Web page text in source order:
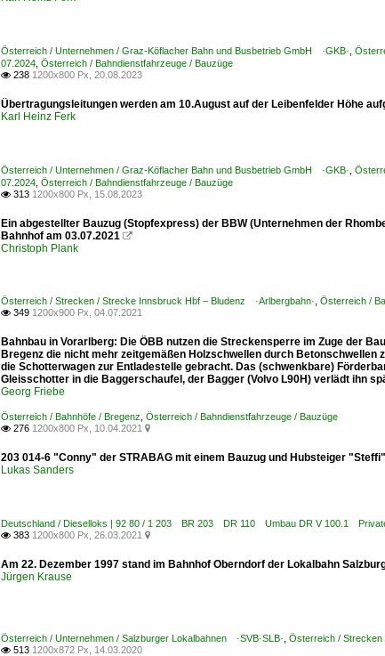
Österreich / Unternehmen / Graz-Köflacher Bahn und Busbetrieb GmbH ·GKB·
07.2024 Österreich / Bahndienstfahrzeuge / Bauzüge
 238 1200x800 Px, 20.08.2023
Übertragungsleitungen werden am 10.August auf der Leibenfelder Höhe
Karl Heinz Ferk
Österreich / Unternehmen / Graz-Köflacher Bahn und Busbetrieb GmbH ·GKB·
07.2024 Österreich / Bahndienstfahrzeuge / Bauzüge
 313 1200x800 Px, 15.08.2023
Ein abgestellter Bauzug (Stopfexpress) der BBW (Unternehmen der
Bahnhof am 03.07.2021 
Christoph Plank
Österreich / Strecken / Strecke Innsbruck Hbf – Bludenz ·Arlbergbahn· Österreich /
 349 1200x900 Px, 04.07.2021
Bahnbau in Vorarlberg: Die ÖBB nutzen die Streckensperre im Zuge der
Bregenz die nicht mehr zeitgemäßen Holzschwellen durch
die Schotterwagen zur Entladestelle gebracht. Das (schwenkbare)
Gleisschotter in die Baggerschaufel, der Bagger (Volvo L90H) verlädt ihn
Georg Friebe
Österreich / Bahnhöfe / Bregenz Österreich / Bahndienstfahrzeuge / Bauzüge
 276 1200x800 Px, 10.04.2021 
203 014-6 "Conny" der STRABAG mit einem Bauzug und Hubsteiger
Lukas Sanders
Deutschland / Dieselloks | 92 80 / 1 203 BR 203 DR 110 Umbau DR V 100.1
 383 1200x800 Px, 26.03.2021 
Am 22. Dezember 1997 stand im Bahnhof Oberndorf der Lokalbahn
Jürgen Krause
Österreich / Unternehmen / Salzburger Lokalbahnen ·SVB·SLB· Österreich / Strecken
 513 1200x872 Px, 14.03.2020